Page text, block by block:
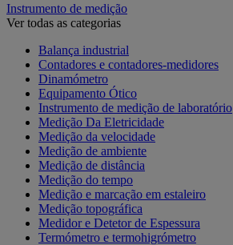
Instrumento de medição
Ver todas as categorias
Balança industrial
Contadores e contadores-medidores
Dinamómetro
Equipamento Ótico
Instrumento de medição de laboratório
Medição Da Eletricidade
Medição da velocidade
Medição de ambiente
Medição de distância
Medição do tempo
Medição e marcação em estaleiro
Medição topográfica
Medidor e Detetor de Espessura
Termómetro e termohigrómetro